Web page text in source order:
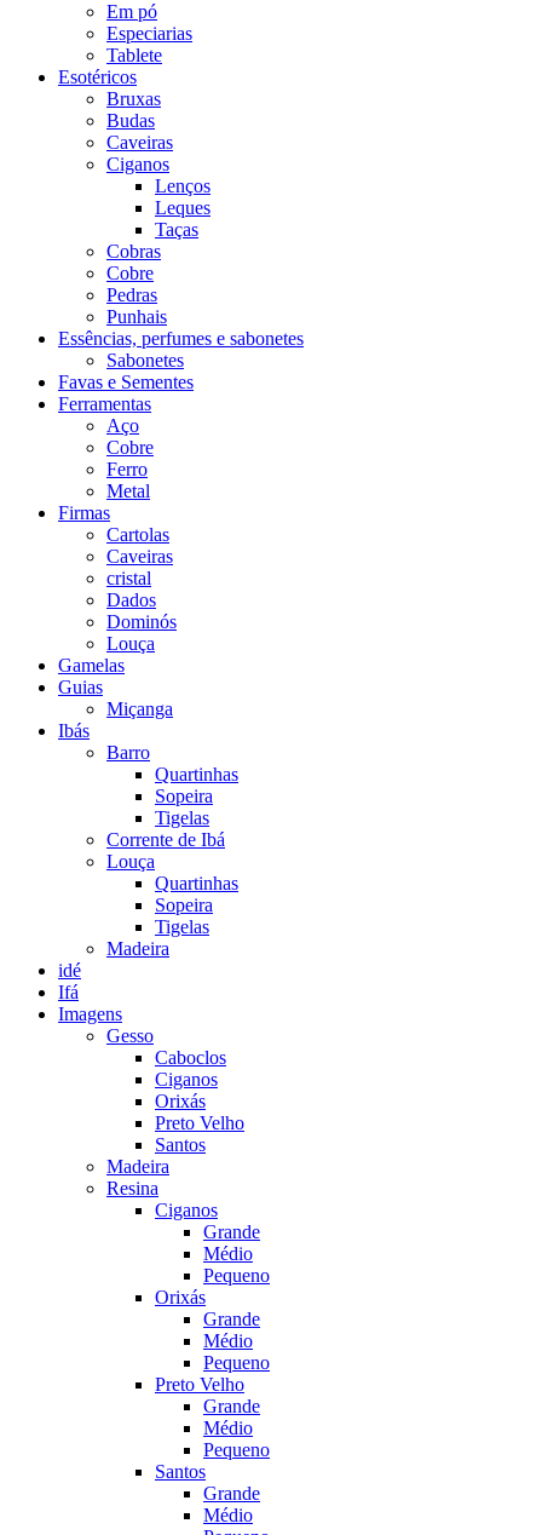
Em pó
Especiarias
Tablete
Esotéricos
Bruxas
Budas
Caveiras
Ciganos
Lenços
Leques
Taças
Cobras
Cobre
Pedras
Punhais
Essências, perfumes e sabonetes
Sabonetes
Favas e Sementes
Ferramentas
Aço
Cobre
Ferro
Metal
Firmas
Cartolas
Caveiras
cristal
Dados
Dominós
Louça
Gamelas
Guias
Miçanga
Ibás
Barro
Quartinhas
Sopeira
Tigelas
Corrente de Ibá
Louça
Quartinhas
Sopeira
Tigelas
Madeira
idé
Ifá
Imagens
Gesso
Caboclos
Ciganos
Orixás
Preto Velho
Santos
Madeira
Resina
Ciganos
Grande
Médio
Pequeno
Orixás
Grande
Médio
Pequeno
Preto Velho
Grande
Médio
Pequeno
Santos
Grande
Médio